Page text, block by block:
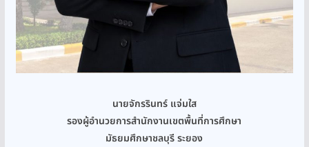
นายจักรรินทร์ แจ่มใส
รองผู้อำนวยการสำนักงานเขตพื้นที่การศึกษา
มัธยมศึกษาชลบุรี ระยอง